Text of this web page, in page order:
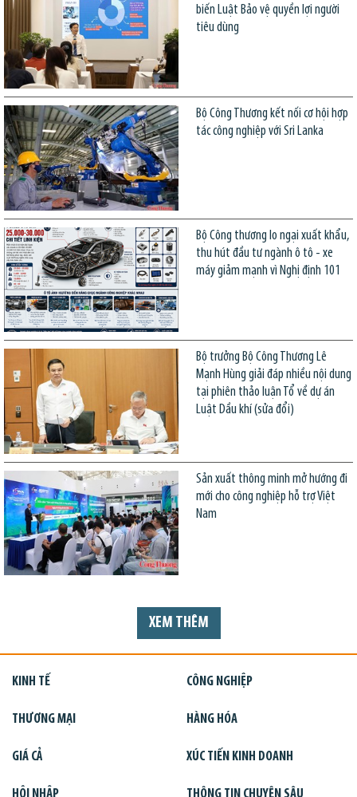
biến Luật Bảo vệ quyền lợi người
tiêu dùng
Bộ Công Thương kết nối cơ hội hợp
tác công nghiệp với Sri Lanka
Bộ Công thương lo ngại xuất khẩu,
thu hút đầu tư ngành ô tô - xe
máy giảm mạnh vì Nghị định 101
Bộ trưởng Bộ Công Thương Lê
Mạnh Hùng giải đáp nhiều nội dung
tại phiên thảo luận Tổ về dự án
Luật Dầu khí (sửa đổi)
Sản xuất thông minh mở hướng đi
mới cho công nghiệp hỗ trợ Việt
Nam
XEM THÊM
KINH TẾ CÔNG NGHIỆP
THƯƠNG MẠI HÀNG HÓA
GIÁ CẢ XÚC TIẾN KINH DOANH
HỘI NHẬP THÔNG TIN CHUYÊN SÂU